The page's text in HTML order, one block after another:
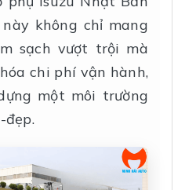
không chỉ mang
sạch vượt trội mà
chi phí vận hành,
một môi trường
đẹp.